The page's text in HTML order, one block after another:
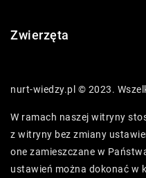
Zwierzęta
nurt-wiedzy.pl © 2023.
W ramach naszej witryny
z witryny bez zmiany
one zamieszczane w
ustawień można dokonać w